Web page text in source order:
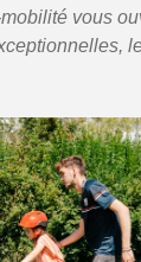
vous